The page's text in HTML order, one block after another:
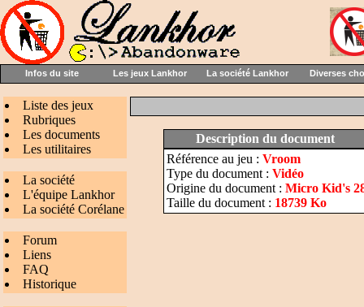
Infos du site Les jeux Lankhor La société Lankhor Diverses
Liste des jeux
Rubriques
Les documents
Les utilitaires
La société
L'équipe Lankhor
La société Corélane
Forum
Liens
FAQ
Historique
Description du document
Référence au jeu : Vroom
Type du document : Vidéo
Origine du document : Micro Kid's
Taille du document : 18739 Ko